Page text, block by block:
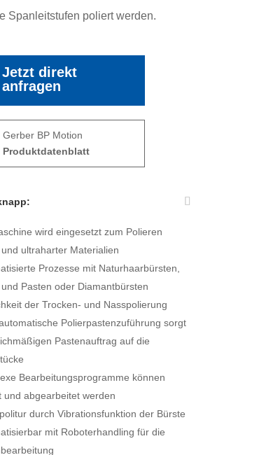
Spanleitstufen poliert werden.
Jetzt direkt
anfragen
Gerber BP Motion
Produktdatenblatt
wird eingesetzt zum Polieren
ultraharter Materialien
Prozesse mit Naturhaarbürsten,
Pasten oder Diamantbürsten
der Trocken- und Nasspolierung
Polierpastenzuführung sorgt
Pastenauftrag auf die
Bearbeitungsprogramme können
und abgearbeitet werden
durch Vibrationsfunktion der Bürste
mit Roboterhandling für die